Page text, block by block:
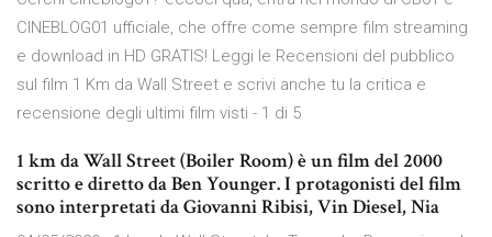
CINEBLOG01 ufficiale, che offre come sempre film streaming
e download in HD GRATIS! Leggi le Recensioni del pubblico
sul film 1 Km da Wall Street e scrivi anche tu la critica e
recensione degli ultimi film visti - 1 di 5
1 km da Wall Street (Boiler Room) è un film del 2000
scritto e diretto da Ben Younger. I protagonisti del film
sono interpretati da Giovanni Ribisi, Vin Diesel, Nia